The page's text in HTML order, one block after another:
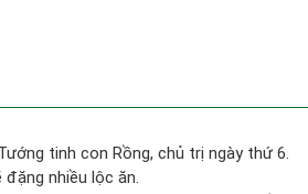
tinh con Rồng, chủ trị ngày thứ 6.
nhiều lộc ăn.